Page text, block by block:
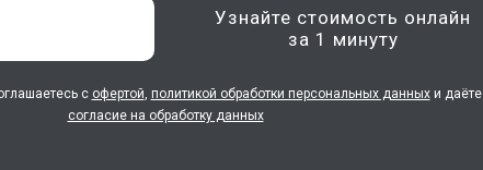
Узнайте стоимость онлайн
за 1 минуту
с офертой, политикой обработки персональных данныхи даёте
согласие на обработку данных